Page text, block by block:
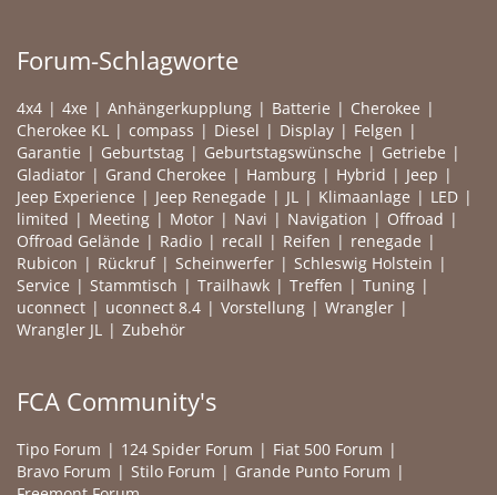
Forum-Schlagworte
4x4 4xe Anhängerkupplung Batterie
Cherokee
Cherokee KL
compass Diesel Display
Felgen
Garantie
Geburtstag Geburtstagswünsche
Getriebe
Gladiator
Grand Cherokee Hamburg Hybrid
Jeep
Jeep Experience
Jeep Renegade JL Klimaanlage
LED
limited
Meeting Motor Navi Navigation
Offroad
Offroad Gelände
Radio recall Reifen
renegade
Rubicon
Rückruf Scheinwerfer
Schleswig Holstein
Service
Stammtisch Trailhawk Treffen
Tuning
uconnect
uconnect 8.4 Vorstellung
Wrangler
Wrangler JL
Zubehör
FCA Community's
Tipo Forum 124 Spider Forum
Fiat 500 Forum
Bravo Forum
Stilo Forum
Grande Punto Forum